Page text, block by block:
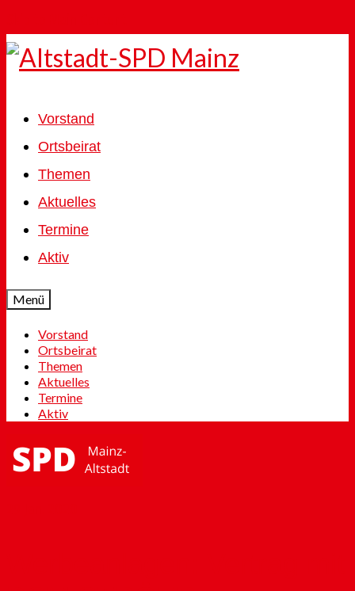
Vorstand
Ortsbeirat
Themen
Aktuelles
Termine
Aktiv
Menü
Vorstand
Ortsbeirat
Themen
Aktuelles
Termine
Aktiv